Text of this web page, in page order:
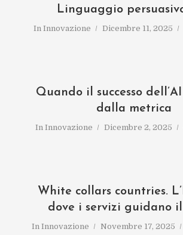
Linguaggio
In Innovazione Dicembre 11, 2025
Quando il successo
dalla metrica
In Innovazione Dicembre 2, 2025
White collars countries.
dove i servizi guidano
In Innovazione Novembre 17, 2025